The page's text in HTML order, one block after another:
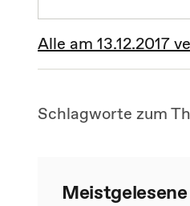
Alle am 13.12.2017
Schlagworte zum